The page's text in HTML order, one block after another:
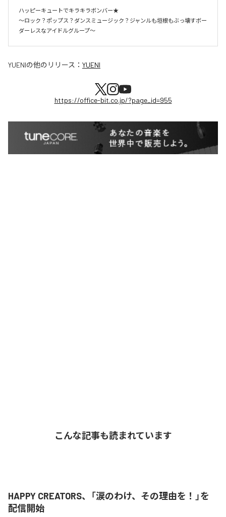
ハッピーキュートでキラキラボンバー★
～ロック？ポップス？ダンスミュージック？ジャンルも垣根もぶっ壊すボー
ダーレスなアイドルグループ～
YUENIの他のリリース： YUENI
https://office-bit.co.jp/?page_id=955
こんな記事も読まれています
HAPPY CREATORS、「涙のわけ、その理由を！」を
配信開始